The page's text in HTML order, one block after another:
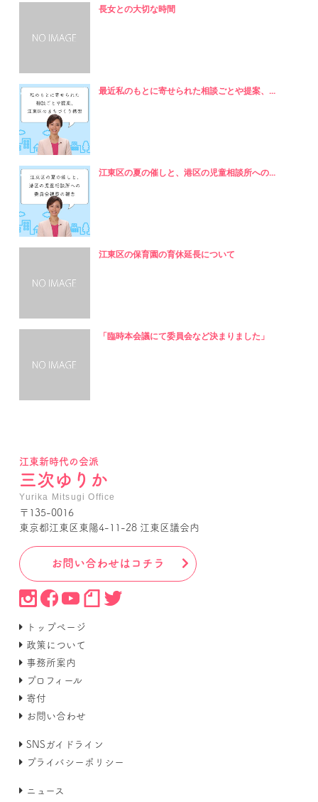
長女との大切な時間
最近私のもとに寄せられた相談ごとや提案、...
江東区の夏の催しと、港区の児童相談所への...
江東区の保育園の育休延長について
「臨時本会議にて委員会など決まりました」
江東新時代の会派
三次ゆりか
Yurika Mitsugi Office
〒135-0016
東京都江東区東陽4-11-28 江東区議会内
お問い合わせはコチラ
トップページ
政策について
事務所案内
プロフィール
寄付
お問い合わせ
SNSガイドライン
プライバシーポリシー
ニュース